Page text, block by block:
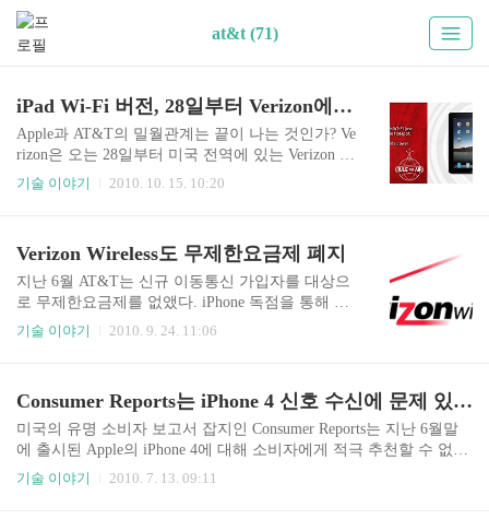
at&t (71)
iPad Wi-Fi 버전, 28일부터 Verizon에서도 판매
Apple과 AT&T의 밀월관계는 끝이 나는 것인가? Ve
rizon은 오는 28일부터 미국 전역에 있는 Verizon 매
장을 통해 Apple Tablet PC iPad를 판매한다고 발표
되었다. 28일부터 판매되는 iPad는 Wi-Fi 버전으로
Verizon뿐만 아니라 AT&T를 통해서도 동시에 판매
된다. iPad 3G 버전은 이미 AT&T를 통해 공급하고
있었다. Wi-Fi 버전은 동일한 날짜에 동일한 가격
으로 양대 통신사를 통해 판매가 시작된다. 현재 A
기술 이야기 2010. 10. 15. 10:20
Verizon Wireless도 무제한요금제 폐지
지난 6월 AT&T는 신규 이동통신 가입자를 대상으
로 무제한요금제를 없앴다. iPhone 독점을 통해 미
국 통신시장에 스마트폰 무제한요금제 바람을 불
인 Verizon에서 무제한요금제에 대한 언급이 나왔
다. Verizon Communications Inc의 CEO Ivan Seidenb
erg(이반 사이덴버그)는 현지시간 목요일 투자자를
위한 Goldman Sachs(골드만 삭스) 컨퍼런스에서 현
행 무제한요금제에 대한 변화가 있을 것이라고 밝
기술 이야기 2010. 9. 24. 11:06
Consumer Reports는 iPhone 4 신호 수신에 문제 있다고 주장
미국의 유명 소비자 보고서 잡지인 Consumer Reports는 지난 6월말
에 출시된 Apple의 iPhone 4에 대해 소비자에게 적극 추천할 수 없는
제품이라고 블로그를 통해 밝혔다. Consumer Reports는 안테나 디자
기술 이야기 2010. 7. 13. 09:11